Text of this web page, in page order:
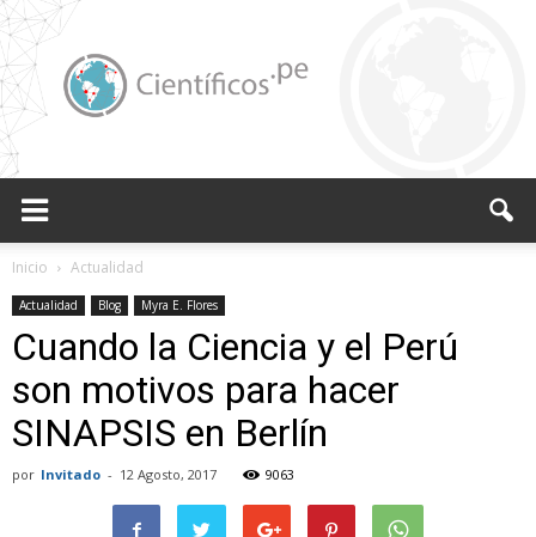
Cientificos
Peruanos
Inicio Actualidad
Actualidad Blog Myra E. Flores
Cuando la Ciencia y el Perú
son motivos para hacer
SINAPSIS en Berlín
por Invitado - 12 Agosto, 2017 9063